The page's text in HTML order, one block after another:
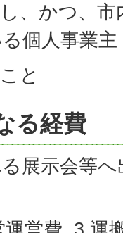
、かつ、
個人事業主
と
る経費
展示会等